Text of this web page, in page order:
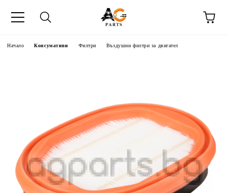
Начало Консумативи Филтри Въздушни филтри за двигател